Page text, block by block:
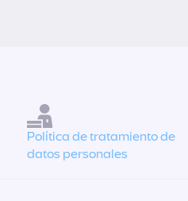
Política de tratamiento de
datos personales